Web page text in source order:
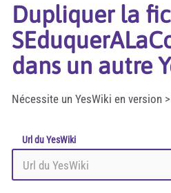
Dupliquer la
dans un autre
Nécessite un YesWiki en version
Url du YesWiki